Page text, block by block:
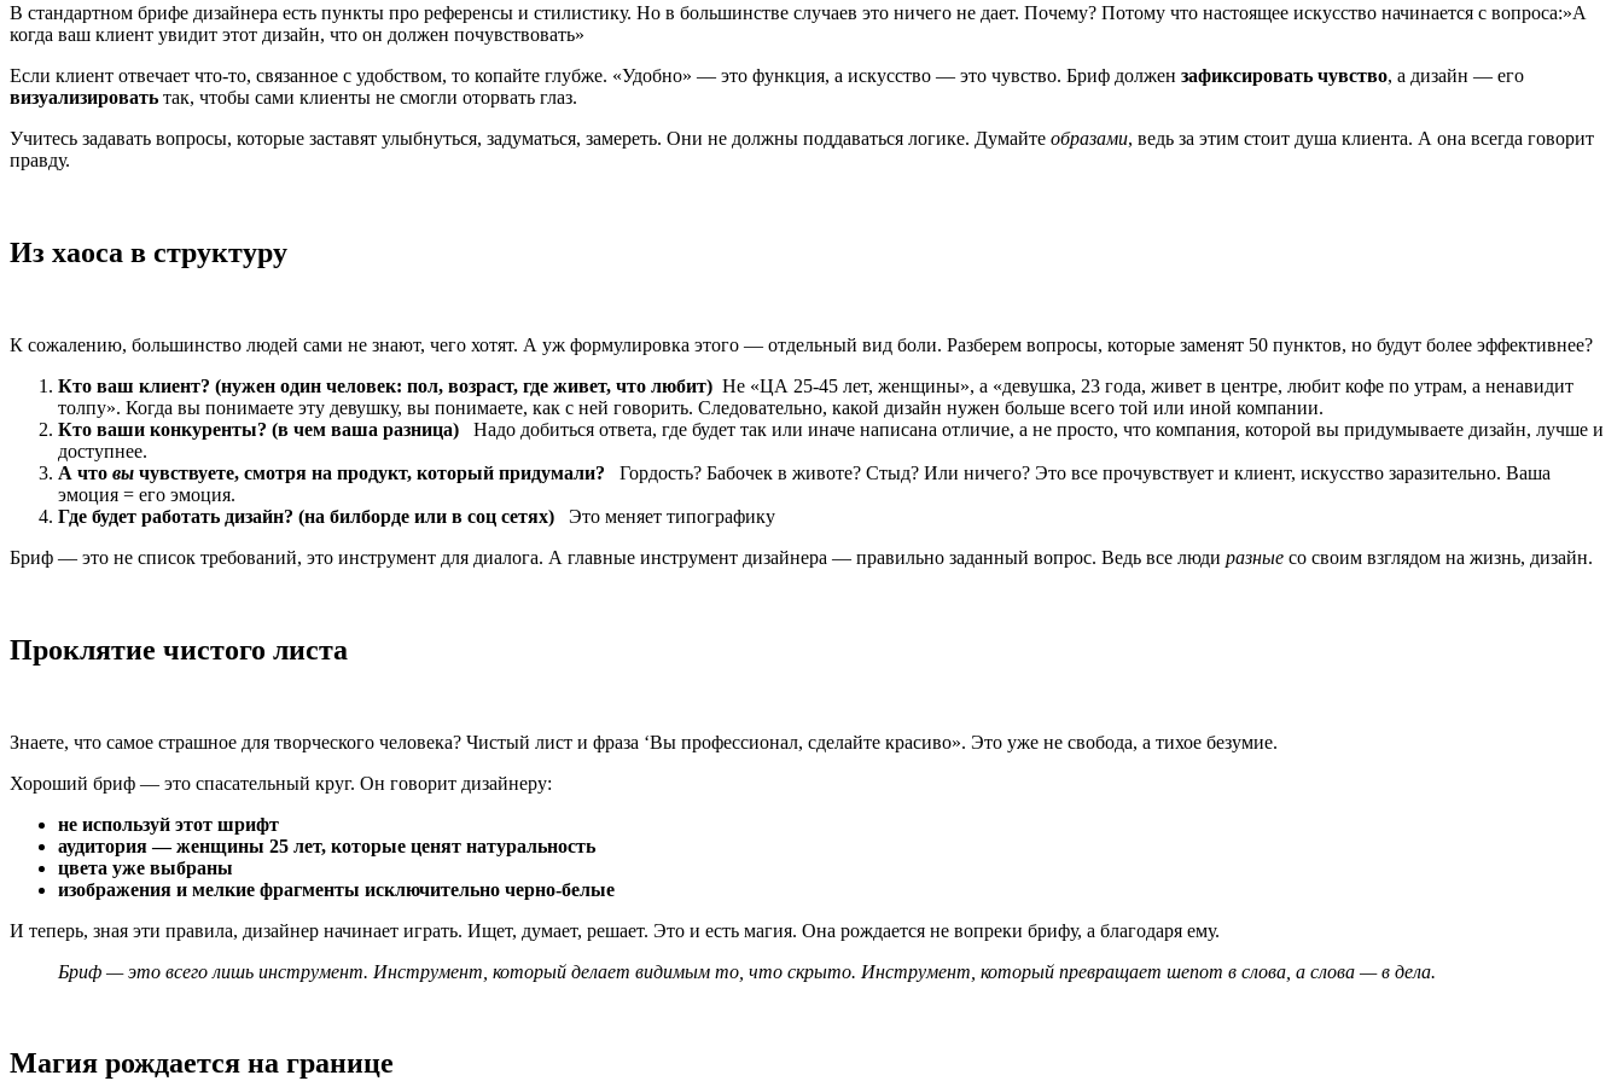
В стандартном брифе дизайнера есть пункты про референсы и стилистику. Но в большинстве случаев это ничего не дает. Почему? Потому что настоящее искусство начинается с вопроса:»А
когда ваш клиент увидит этот дизайн, что он должен почувствовать»
Если клиент отвечает что-то, связанное с удобством, то копайте глубже. «Удобно» — это функция, а искусство — это чувство. Бриф должен зафиксировать чувство, а дизайн — его
визуализировать так, чтобы сами клиенты не смогли оторвать глаз.
Учитесь задавать вопросы, которые заставят улыбнуться, задуматься, замереть. Они не должны поддаваться логике. Думайте образами, ведь за этим стоит душа клиента. А она всегда говорит
правду.
Из хаоса в структуру
К сожалению, большинство людей сами не знают, чего хотят. А уж формулировка этого — отдельный вид боли. Разберем вопросы, которые заменят 50 пунктов, но будут более эффективнее?
Кто ваш клиент? (нужен один человек: пол, возраст, где живет, что любит) Не «ЦА 25-45 лет, женщины», а «девушка, 23 года, живет в центре, любит кофе по утрам, а ненавидит
толпу». Когда вы понимаете эту девушку, вы понимаете, как с ней говорить. Следовательно, какой дизайн нужен больше всего той или иной компании.
Кто ваши конкуренты? (в чем ваша разница) Надо добиться ответа, где будет так или иначе написана отличие, а не просто, что компания, которой вы придумываете дизайн, лучше и
доступнее.
А что вы чувствуете, смотря на продукт, который придумали? Гордость? Бабочек в животе? Стыд? Или ничего? Это все прочувствует и клиент, искусство заразительно. Ваша
эмоция = его эмоция.
Где будет работать дизайн? (на билборде или в соц сетях) Это меняет типографику
Бриф — это не список требований, это инструмент для диалога. А главные инструмент дизайнера — правильно заданный вопрос. Ведь все люди разные со своим взглядом на жизнь, дизайн.
Проклятие чистого листа
Знаете, что самое страшное для творческого человека? Чистый лист и фраза ‘Вы профессионал, сделайте красиво». Это уже не свобода, а тихое безумие.
Хороший бриф — это спасательный круг. Он говорит дизайнеру:
не используй этот шрифт
аудитория — женщины 25 лет, которые ценят натуральность
цвета уже выбраны
изображения и мелкие фрагменты исключительно черно-белые
И теперь, зная эти правила, дизайнер начинает играть. Ищет, думает, решает. Это и есть магия. Она рождается не вопреки брифу, а благодаря ему.
Бриф — это всего лишь инструмент. Инструмент, который делает видимым то, что скрыто. Инструмент, который превращает шепот в слова, а слова — в дела.
Магия рождается на границе